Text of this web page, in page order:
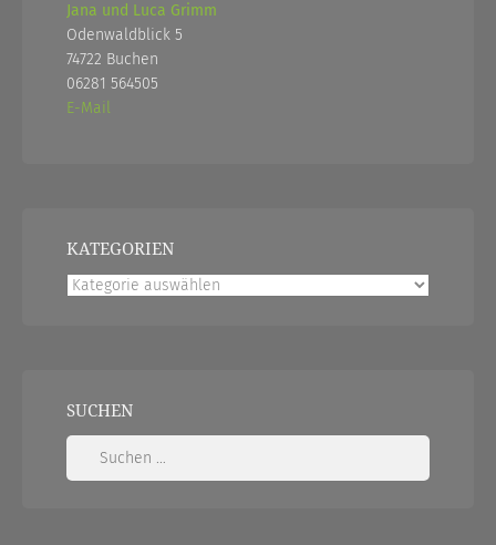
Jana und Luca Grimm
Odenwaldblick 5
74722 Buchen
06281 564505
E-Mail
KATEGORIEN
Kategorien
SUCHEN
Suchen